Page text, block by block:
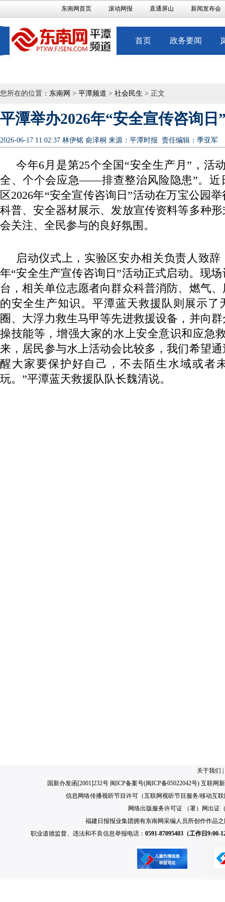
东南网首页 滚动网报 直通屏山 新闻发布会
首页 政务要闻
您所在的位置： 东南网 > 平潭频道 > 社会民生 > 正文
平潭举办2026年“安全宣传咨询日
2026-06-17 11:02:37 林伊铭 俞泽桐 来源：平潭时报 责任编辑：季亚军
今年6月是第25个全国“安全生产月”，活
全、个个会应急——排查整治风险隐患”。近
区2026年“安全宣传咨询日”活动在万宝公园
科普、安全器材展示、发放宣传资料等多种
会关注、全民参与的良好氛围。
启动仪式上，实验区安办相关负责人致辞
年“安全生产宣传咨询日”活动正式启动。现
台，相关单位志愿者向群众科普消防、燃气
的安全生产知识。平潭蓝天救援队则展示了
圈、大浮力救生马甲等先进救援设备，并向
操技能等，增强大家的水上安全意识和应急
来，居民参与水上活动会比较多，我们希望
醒大家要保护好自己，不去陌生水域或者
玩。”平潭蓝天救援队队长魏清说。
关于我们
国新办发函[2001]232号 闽ICP备案号(闽ICP备05022042号) 互联网
信息网络传播视听节目许可（互联网视听节目服务/移动互
网络出版服务许可证 （署）网出证
福建日报报业集团拥有东南网采编人员所创作作品
职业道德监督、违法和不良信息举报电话： 0591-87095403（工作日9:00-